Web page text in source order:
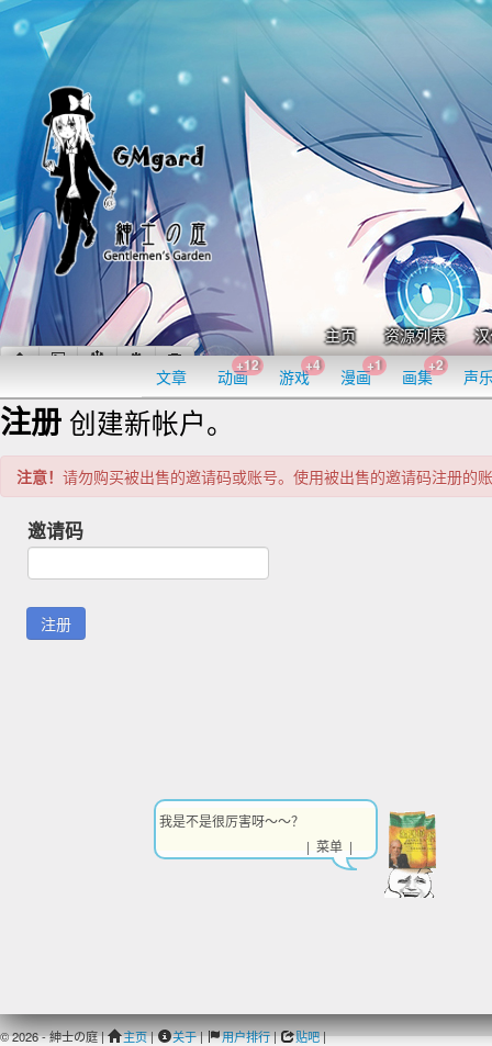
主页 资源列表
文章 动画
+12
游戏
+4
漫画
+1
画集
+2
声
注册 创建新帐户。
注意！ 请勿购买被出售的邀请码或账号。使用被出售的邀请码注册的
邀请码
© 2026 - 紳士の庭 | 主页| 关于| 用户排行| 贴吧|
我是不是很厉害呀～～？
| 菜单 |